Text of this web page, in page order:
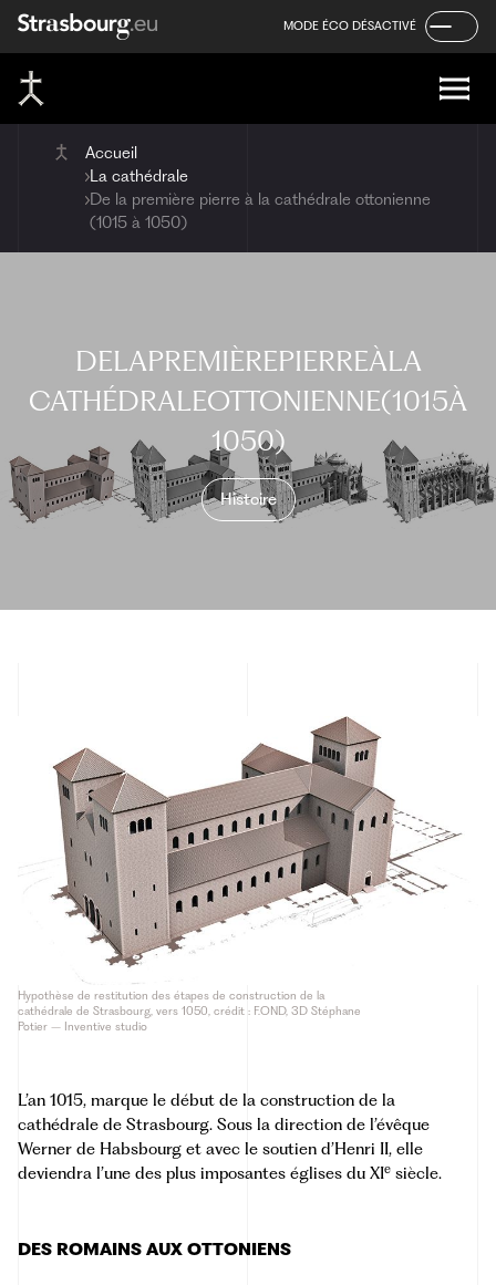
Aller
au
contenu
Aller
au
menu
Aller
au
pied
de
page
MODE ÉCO DÉSACTIVÉ
Accueil
La cathédrale
De la première pierre à la cathédrale ottonienne
(1015 à 1050)
DELAPREMIÈREPIERREÀLA
CATHÉDRALEOTTONIENNE(1015À
1050)
Histoire
Hypothèse de restitution des étapes de construction de la
cathédrale de Strasbourg, vers 1050, crédit : F.OND, 3D Stéphane
Potier – Inventive studio
L’an 1015, marque le début de la construction de la
cathédrale de Strasbourg. Sous la direction de l’évêque
Werner de Habsbourg et avec le soutien d’Henri II, elle
deviendra l’une des plus imposantes églises du XIe siècle.
DES ROMAINS AUX OTTONIENS
Panneau de gestion des cookies